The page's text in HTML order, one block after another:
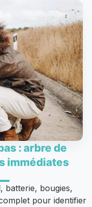
: arbre de
immédiates
batterie, bougies,
pour identifier